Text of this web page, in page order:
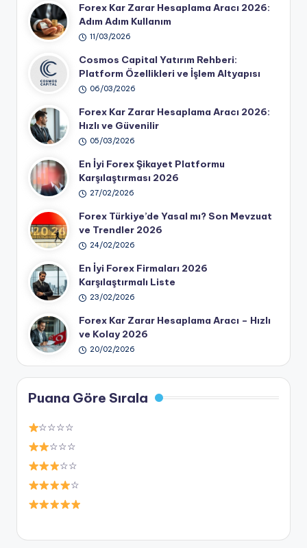
Forex Kar Zarar Hesaplama Aracı 2026:
Adım Adım Kullanım
11/03/2026
Cosmos Capital Yatırım Rehberi:
Platform Özellikleri ve İşlem Altyapısı
06/03/2026
Forex Kar Zarar Hesaplama Aracı 2026:
Hızlı ve Güvenilir
05/03/2026
En İyi Forex Şikayet Platformu
Karşılaştırması 2026
27/02/2026
Forex Türkiye’de Yasal mı? Son Mevzuat
ve Trendler 2026
24/02/2026
En İyi Forex Firmaları 2026
Karşılaştırmalı Liste
23/02/2026
Forex Kar Zarar Hesaplama Aracı – Hızlı
ve Kolay 2026
20/02/2026
Puana Göre Sırala
☆☆☆☆
☆☆☆
☆☆
☆